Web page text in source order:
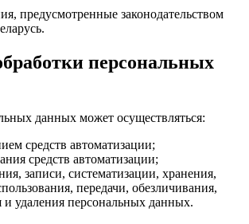
предусмотренные законодательством
персональных
данных может осуществляться:
средств автоматизации;
средств автоматизации;
записи, систематизации, хранения,
передачи, обезличивания,
и удаления персональных данных.